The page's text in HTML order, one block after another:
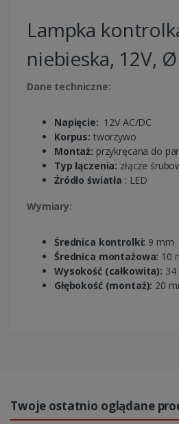
Lampka
niebieska, 12V,
Dane techniczne:
Napięcie: 12V AC/DC
Korpus: tworzywo
Montaż: przykręcana do
Typ łączenia: złącze
Źródło światła : LED
Wymiary:
Średnica kontrolki: 9 mm
Średnica montażowa: 10
Wysokość (całkowita): 34
Głębokość (montaż): 20
Twoje ostatnio oglądane